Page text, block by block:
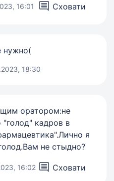
16:01 Сховати
нужно(
18:30
оратором:не
кадров в
я
не стыдно?
16:02 Сховати